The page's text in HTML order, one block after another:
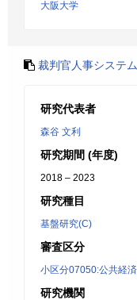
大阪大学
裁判官人事システ
研究代表者
森谷 文利
研究期間 (年度)
2018 – 2023
研究種目
基盤研究(C)
審査区分
小区分07050:公共経
研究機関